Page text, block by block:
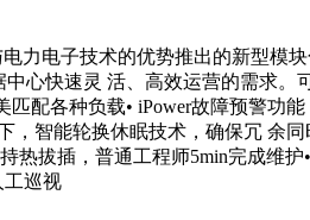
力电子技术的优势推出的新型
心快速灵 活、高效运营的需求。
配各种负载• iPower故障预警
智能轮换休眠技术，确保冗 余
热拔插，普通工程师5min完成维
工巡视